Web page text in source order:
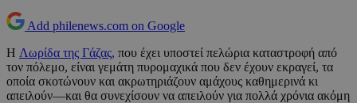
Add philenews.com on Google
Η Λωρίδα της Γάζας, που έχει υποστεί πελώρια καταστροφή από
τον πόλεμο, είναι γεμάτη πυρομαχικά που δεν έχουν εκραγεί, τα
οποία σκοτώνουν και ακρωτηριάζουν αμάχους καθημερινά κι
απειλούν—και θα συνεχίσουν να απειλούν για πολλά χρόνια ακόμη